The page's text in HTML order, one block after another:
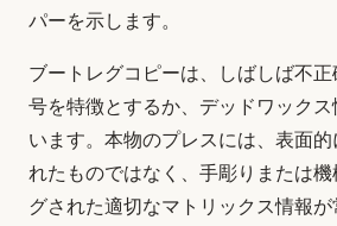
パーを示します。
ブートレグコピーは、しばしば不
号を特徴とするか、デッドワック
います。本物のプレスには、表面
れたものではなく、手彫りまたは
グされた適切なマトリックス情報が